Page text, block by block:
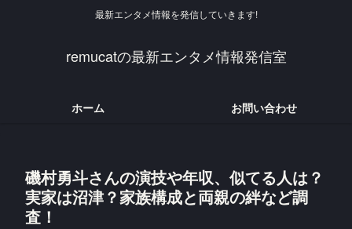
最新エンタメ情報を発信していきます!
remucatの最新エンタメ情報発信室
ホーム お問い合わせ
磯村勇斗さんの演技や年収、似てる人は？
実家は沼津？家族構成と両親の絆など調
査！